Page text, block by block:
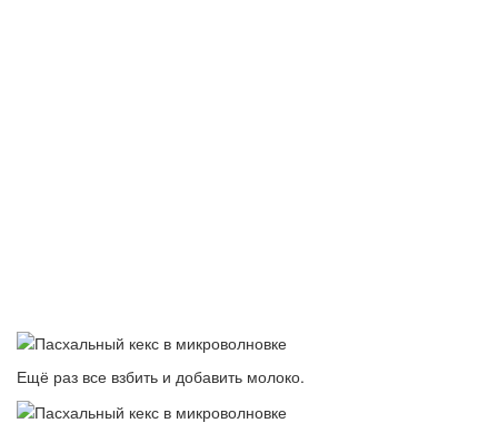
Ещё раз все взбить и добавить молоко.